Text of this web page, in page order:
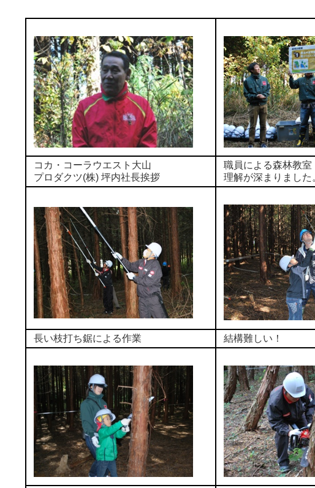
コカ・コーラウエスト大山
プロダクツ(株) 坪内社長挨拶
職員による森林教室
理解が深まりました
長い枝打ち鋸による作業 結構難しい！